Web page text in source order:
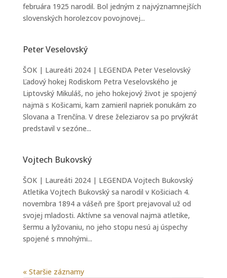
februára 1925 narodil. Bol jedným z najvýznamnejších
slovenských horolezcov povojnovej...
Peter Veselovský
ŠOK | Laureáti 2024 | LEGENDA Peter Veselovský
Ľadový hokej Rodiskom Petra Veselovského je
Liptovský Mikuláš, no jeho hokejový život je spojený
najmä s Košicami, kam zamieril napriek ponukám zo
Slovana a Trenčína. V drese železiarov sa po prvýkrát
predstavil v sezóne...
Vojtech Bukovský
ŠOK | Laureáti 2024 | LEGENDA Vojtech Bukovský
Atletika Vojtech Bukovský sa narodil v Košiciach 4.
novembra 1894 a vášeň pre šport prejavoval už od
svojej mladosti. Aktívne sa venoval najmä atletike,
šermu a lyžovaniu, no jeho stopu nesú aj úspechy
spojené s mnohými...
« Staršie záznamy